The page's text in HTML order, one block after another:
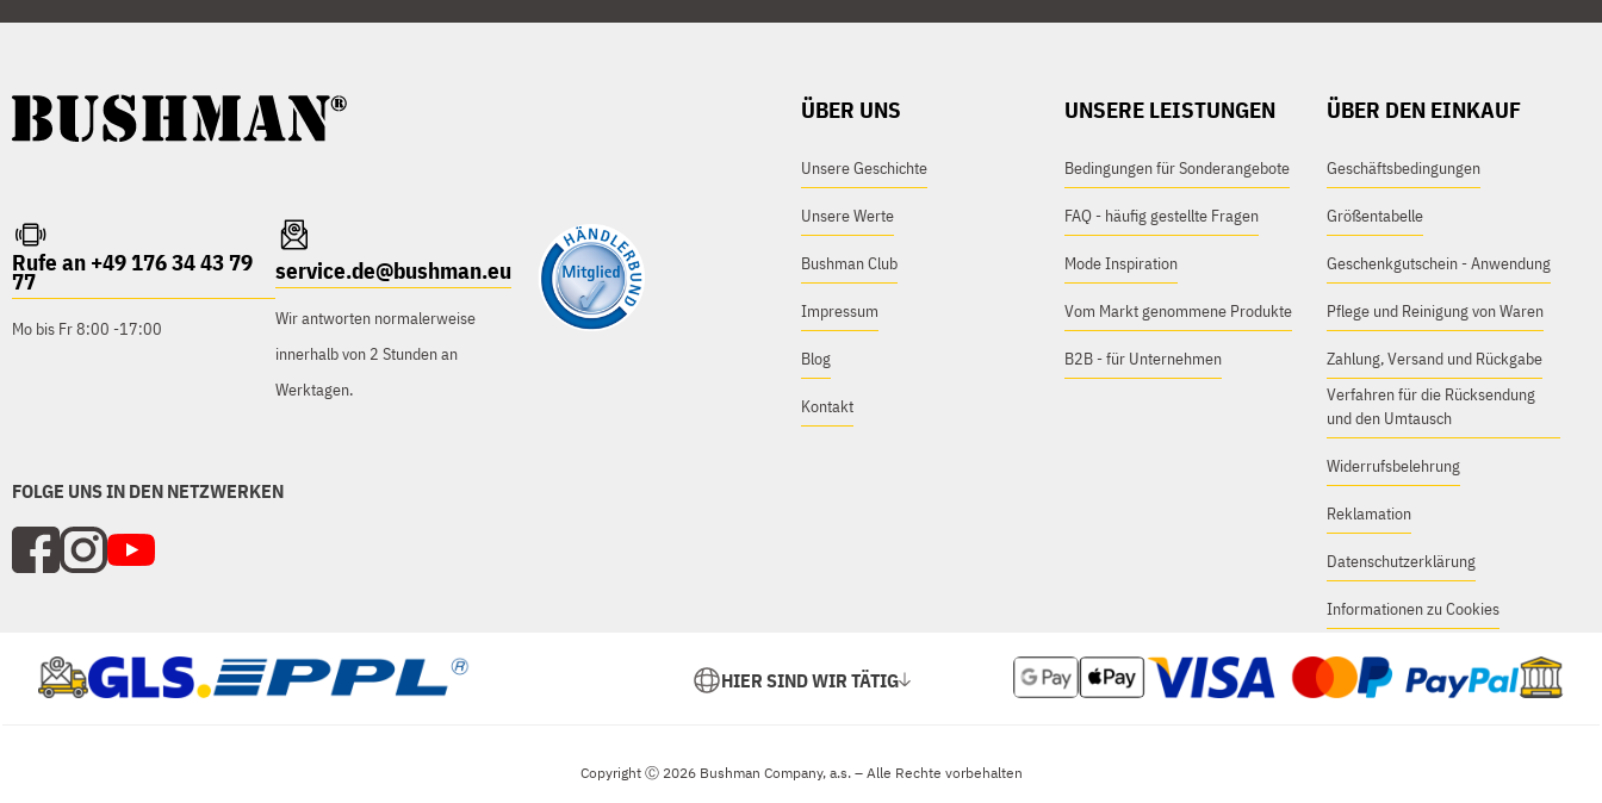
Rufe an +49 176 34 43 79
77
Mo bis Fr 8:00 -17:00
service.de@bushman.eu
Wir antworten normalerweise
innerhalb von 2 Stunden an
Werktagen.
FOLGE UNS IN DEN NETZWERKEN
ÜBER UNS
Unsere Geschichte
Unsere Werte
Bushman Club
Impressum
Blog
Kontakt
UNSERE LEISTUNGEN
Bedingungen für Sonderangebote
FAQ - häufig gestellte Fragen
Mode Inspiration
Vom Markt genommene Produkte
B2B - für Unternehmen
ÜBER DEN EINKAUF
Geschäftsbedingungen
Größentabelle
Geschenkgutschein - Anwendung
Pflege und Reinigung von Waren
Zahlung, Versand und Rückgabe
Verfahren für die Rücksendung
und den Umtausch
Widerrufsbelehrung
Reklamation
Datenschutzerklärung
Informationen zu Cookies
HIER SIND WIR TÄTIG
Copyright Ⓒ 2026 Bushman Company, a.s. – Alle Rechte vorbehalten